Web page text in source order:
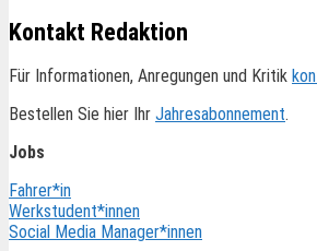
Kontakt Redaktion
Für Informationen, Anregungen und Kritik
Bestellen Sie hier Ihr Jahresabonnement.
Jobs
Fahrer*in
Werkstudent*innen
Social Media Manager*innen